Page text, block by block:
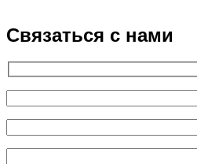
Связаться с нами